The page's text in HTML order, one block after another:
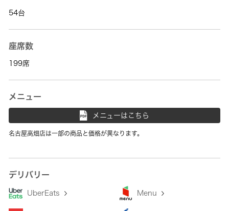
54台
座席数
199席
メニュー
メニューはこちら
名古屋高畑店は一部の商品と価格が異なります。
デリバリー
UberEats Menu